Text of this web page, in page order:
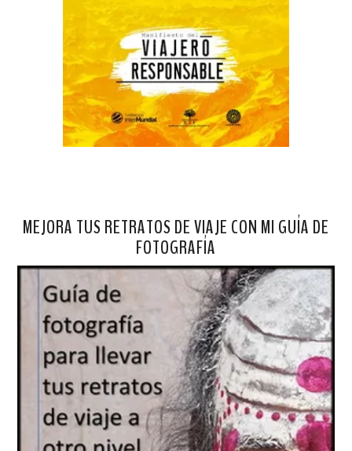
MEJORA TUS RETRATOS DE VIAJE CON MI GUÍA DE
FOTOGRAFÍA